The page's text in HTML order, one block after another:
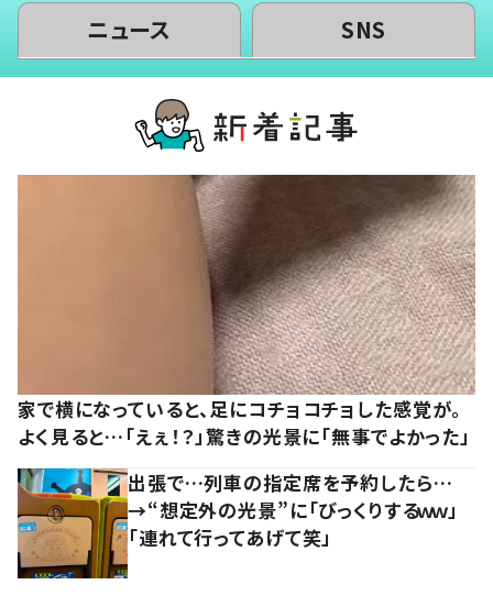
ニュース SNS
家で横になっていると、足にコチョコチョした感覚が。
よく見ると…「えぇ！？」驚きの光景に「無事でよかった」
出張で…列車の指定席を予約したら…
→“想定外の光景”に「びっくりするｗｗ」
「連れて行ってあげて笑」